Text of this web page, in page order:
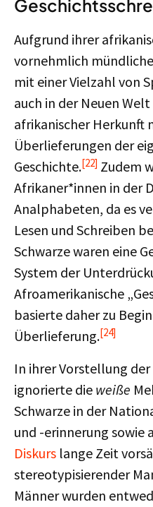
Aufgrund ihrer
vornehmlich
mit einer Vielzahl von
auch in der Neuen
afrikanischer Herkunft
Überlieferungen der
Geschichte.[22] Zudem
Afrikaner*innen in der
Analphabeten, da es
Lesen und Schreiben
Schwarze waren eine
System der
Afroamerikanische
basierte daher zu
Überlieferung.[24]
In ihrer Vorstellung
ignorierte die weiße
Schwarze in der
und -erinnerung
Diskurs lange Zeit
stereotypisierender
Männer wurden